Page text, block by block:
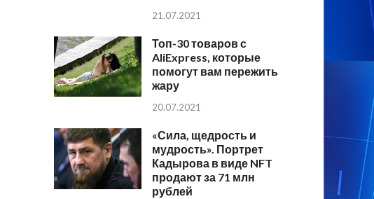
21.07.2021
Топ-30 товаров с
AliExpress, которые
помогут вам пережить
жару
20.07.2021
«Сила, щедрость и
мудрость». Портрет
Кадырова в виде NFT
продают за 71 млн
рублей